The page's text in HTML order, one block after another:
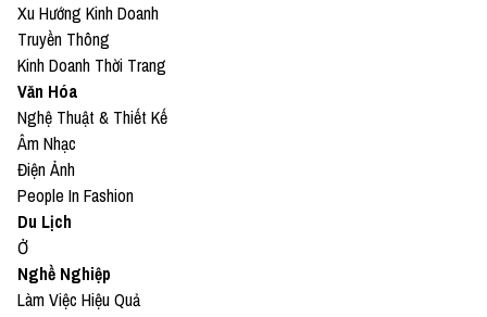
Xu Hướng Kinh Doanh
Truyền Thông
Kinh Doanh Thời Trang
Văn Hóa
Nghệ Thuật & Thiết Kế
Âm Nhạc
Điện Ảnh
People In Fashion
Du Lịch
Ở
Nghề Nghiệp
Làm Việc Hiệu Quả